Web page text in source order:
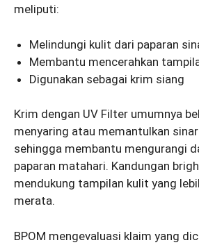
meliputi:
Melindungi kulit dari paparan
Membantu mencerahkan
Digunakan sebagai krim siang
Krim dengan UV Filter umumnya
menyaring atau memantulkan
sehingga membantu mengurangi
paparan matahari. Kandungan
mendukung tampilan kulit yang
merata.
BPOM mengevaluasi klaim yang